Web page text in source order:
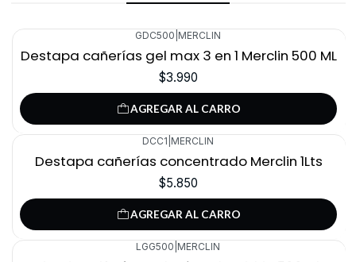
GDC500 MERCLIN
Destapa cañerías gel max 3 en 1 Merclin 500 ML
$3.990
AGREGAR AL CARRO
DCC1 MERCLIN
Destapa cañerías concentrado Merclin 1Lts
$5.850
AGREGAR AL CARRO
LGG500 MERCLIN